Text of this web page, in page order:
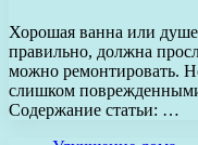
Хорошая ванна или
правильно, должна
можно ремонтировать.
слишком
Содержание статьи: …